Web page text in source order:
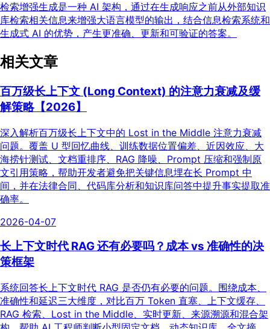
检索增强生成是一种 AI 架构，通过在生成响应之前从外部知识
库检索相关信息来增强大语言模型的输出，结合信息检索系统和
生成式 AI 的优势，产生更准确、更新和可验证的答案。
相关文章
百万级长上下文 (Long Context) 的注意力衰减及缓
解策略【2026】
深入解析百万级长上下文中的 Lost in the Middle 注意力衰减
问题。覆盖 U 型回忆曲线、训练数据位置偏差、近因效应、大
海捞针测试、文档重排序、RAG 降噪、Prompt 压缩和强制原
文引用策略，帮助开发者避免把关键信息埋在长 Prompt 中
间，并在法律合同、代码库分析和知识库问答中提升事实提取准
确率。
2026-04-07
长上下文时代 RAG 还有必要吗？成本 vs 准确性的决
策框架
系统回答长上下文时代 RAG 是否仍有必要的问题。围绕成本、
准确性和延迟三大维度，对比百万 Token 直塞、上下文缓存、
RAG 检索、Lost in the Middle、实时更新、来源溯源和混合架